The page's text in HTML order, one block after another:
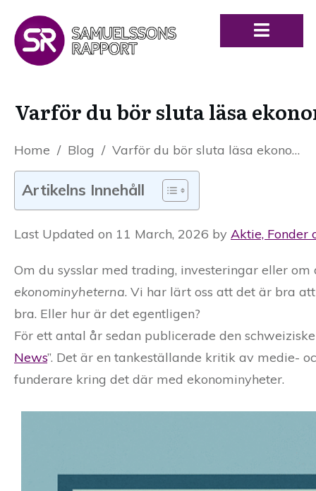
Varför du bör sluta läsa
Home / Blog / Varför du bör sluta läsa ekonominyheter – och tänka själv istället
Artikelns Innehåll
Last Updated on 11 March, 2026 by Aktie, Fonder
Om du sysslar med trading, investeringar eller
ekonominyheterna. Vi har lärt oss att det är bra
bra. Eller hur är det egentligen?
För ett antal år sedan publicerade den
News”. Det är en tankeställande kritik av medie-
funderare kring det där med ekonominyheter.